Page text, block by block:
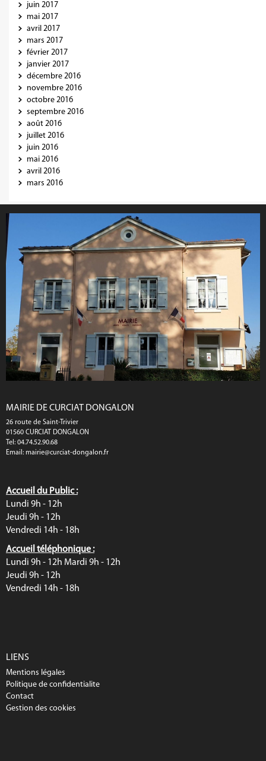
juin 2017
mai 2017
avril 2017
mars 2017
février 2017
janvier 2017
décembre 2016
novembre 2016
octobre 2016
septembre 2016
août 2016
juillet 2016
juin 2016
mai 2016
avril 2016
mars 2016
MAIRIE DE CURCIAT DONGALON
26 route de Saint-Trivier
01560 CURCIAT DONGALON
Tel: 04.74.52.90.68
Email: mairie@curciat-dongalon.fr
Accueil du Public :
Lundi 9h - 12h
Jeudi 9h - 12h
Vendredi 14h - 18h
Accueil téléphonique :
Lundi 9h - 12h Mardi 9h - 12h
Jeudi 9h - 12h
Vendredi 14h - 18h
LIENS
Mentions légales
Politique de confidentialite
Contact
Gestion des cookies